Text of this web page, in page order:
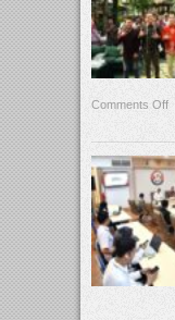
Comments Off